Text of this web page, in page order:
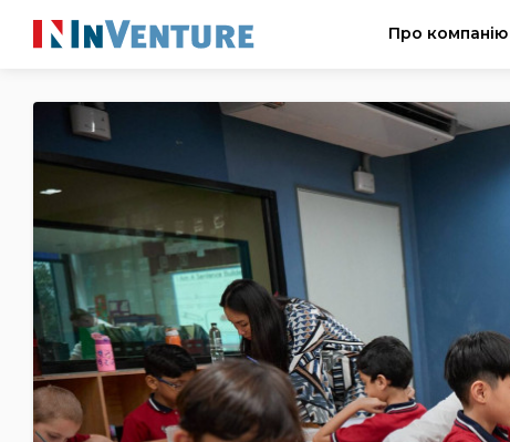
Про компанію